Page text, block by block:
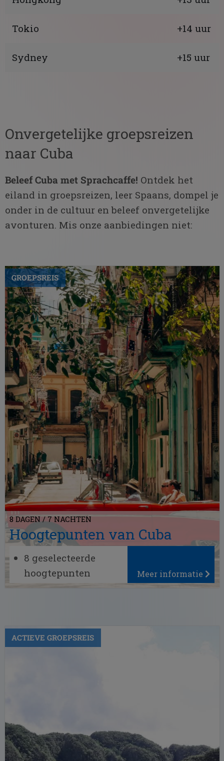
Tokio +14 uur
Sydney +15 uur
Onvergetelijke groepsreizen
naar Cuba
Beleef Cuba met Sprachcaffe! Ontdek het
eiland in groepsreizen, leer Spaans, dompel je
onder in de cultuur en beleef onvergetelijke
avonturen. Mis onze aanbiedingen niet:
GROEPSREIS
8 DAGEN / 7 NACHTEN
Hoogtepunten van Cuba
8 geselecteerde
hoogtepunten
Havana, Viñales,
Nationaal Park
Meer informatie
ACTIEVE GROEPSREIS